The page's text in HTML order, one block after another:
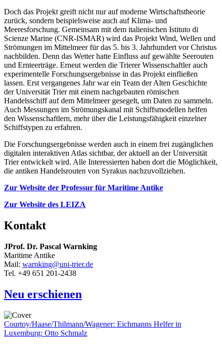
Doch das Projekt greift nicht nur auf moderne Wirtschaftstheorie
zurück, sondern beispielsweise auch auf Klima- und
Meeresforschung. Gemeinsam mit dem italienischen Istituto di
Scienze Marine (CNR-ISMAR) wird das Projekt Wind, Wellen und
Strömungen im Mittelmeer für das 5. bis 3. Jahrhundert vor Christus
nachbilden. Denn das Wetter hatte Einfluss auf gewählte Seerouten
und Ernteerträge. Erneut werden die Trierer Wissenschaftler auch
experimentelle Forschungsergebnisse in das Projekt einfließen
lassen. Erst vergangenes Jahr war ein Team der Alten Geschichte
der Universität Trier mit einem nachgebauten römischen
Handelsschiff auf dem Mittelmeer gesegelt, um Daten zu sammeln.
Auch Messungen im Strömungskanal mit Schiffsmodellen helfen
den Wissenschaftlern, mehr über die Leistungsfähigkeit einzelner
Schiffstypen zu erfahren.
Die Forschungsergebnisse werden auch in einem frei zugänglichen
digitalen interaktiven Atlas sichtbar, der aktuell an der Universität
Trier entwickelt wird. Alle Interessierten haben dort die Möglichkeit,
die antiken Handelsrouten von Syrakus nachzuvollziehen.
Zur Website der Professur für Maritime Antike
Zur Website des LEIZA
Kontakt
JProf. Dr. Pascal Warnking
Maritime Antike
Mail: warnking@uni-trier.de
Tel. +49 651 201-2438
Neu erschienen
Courtoy/Haase/Thilmann/Wagener: Eichmanns Helfer in
Luxemburg: Otto Schmalz